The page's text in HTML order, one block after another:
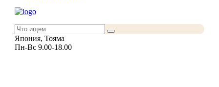
Япония, Тояма
Пн-Вс 9.00-18.00